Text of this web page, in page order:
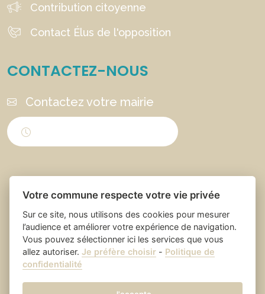
Contribution citoyenne
Contact Élus de l'opposition
CONTACTEZ-NOUS
Contactez votre mairie
Place du village la solution web
et appli des collectivités
- Saint Laurent
Mentions légales- Gestion des cookies
Votre commune respecte votre vie privée
Sur ce site, nous utilisons des cookies pour mesurer
l’audience et améliorer votre expérience de navigation.
Vous pouvez sélectionner ici les services que vous
allez autoriser.Je préfère choisir - Politique de
confidentialité